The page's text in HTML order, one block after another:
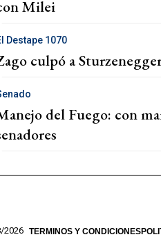
Milei
Destape 1070
culpó a
del Fuego: con
2026 TERMINOS Y CONDICIONES